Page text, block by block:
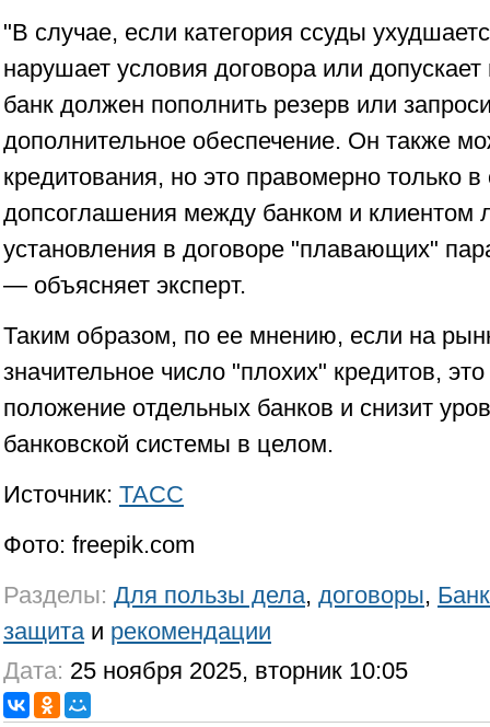
"В случае, если категория ссуды
нарушает условия договора или
банк должен пополнить резерв или
дополнительное обеспечение. Он также
кредитования, но это правомерно только
допсоглашения между банком и клиентом
установления в договоре "плавающих"
— объясняет эксперт.
Таким образом, по ее мнению, если на
значительное число "плохих" кредитов,
положение отдельных банков и снизит
банковской системы в целом.
Источник: ТАСС
Фото: freepik.com
Разделы: Для пользы дела, договоры,
защитаи рекомендации
Дата: 25 ноября 2025, вторник 10:05